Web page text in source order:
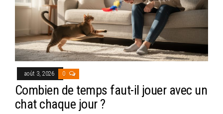
août 3, 2026 0
Combien de temps faut-il jouer avec un
chat chaque jour ?